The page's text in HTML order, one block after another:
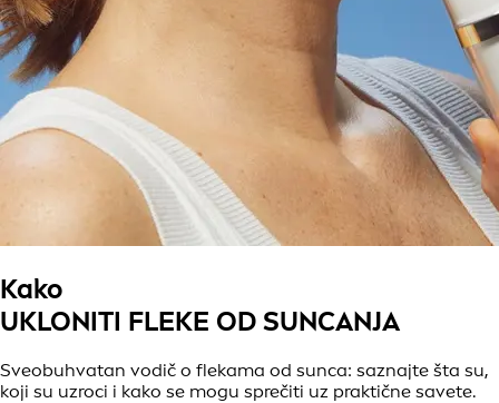
Kako
UKLONITI FLEKE OD SUNCANJA
Sveobuhvatan vodič o flekama od sunca: saznajte šta su,
koji su uzroci i kako se mogu sprečiti uz praktične savete.